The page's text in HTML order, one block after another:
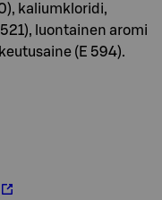
kaliumkloridi,
luontainen aromi
(E 594).